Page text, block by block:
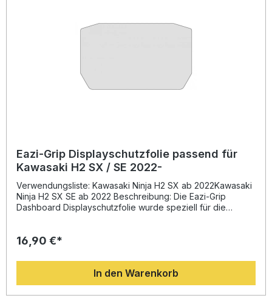
passend für Yamaha YZF-R 125 / MT-125 ab 2023
Eazi-Grip Displayschutzfolie passend für
Kawasaki H2 SX / SE 2022-
Verwendungsliste: Kawasaki Ninja H2 SX ab 2022Kawasaki
Ninja H2 SX SE ab 2022 Beschreibung: Die Eazi-Grip
Dashboard Displayschutzfolie wurde speziell für die
schützt das empfindliche Display zuverlässig vor Kratzern,
bleibt die Bildschirmtransparenz vollständig erhalten,
sodass alle Anzeigen und Informationen klar erkennbar
sind.Dank der beiliegenden, detaillierten Montageanleitung
lässt sich die Displayschutzfolie schnell und unkompliziert
16,90 €*
In den Warenkorb